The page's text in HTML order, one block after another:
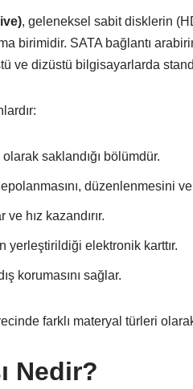
, geleneksel sabit disklerin
birimidir. SATA bağlantı
ve dizüstü bilgisayarlarda
olarak saklandığı bölümdür.
düzenlenmesini
hız kazandırır.
yerleştirildiği elektronik karttır.
korumasını sağlar.
farklı materyal türleri
Nedir?